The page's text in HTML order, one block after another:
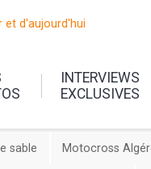
et d'aujourd'hui
INTERVIEWS
EXCLUSIVES
sable Motocross